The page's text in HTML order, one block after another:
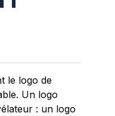
le logo de
Un logo
: un logo